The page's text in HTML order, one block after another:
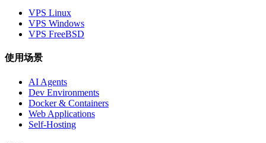
VPS Linux
VPS Windows
VPS FreeBSD
使用场景
AI Agents
Dev Environments
Docker & Containers
Web Applications
Self-Hosting